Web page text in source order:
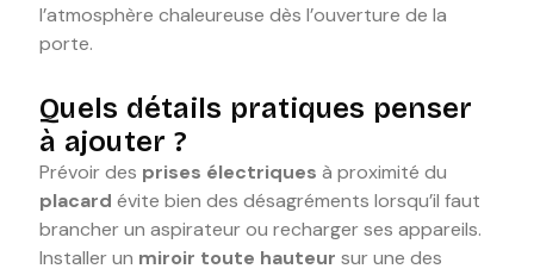
l’atmosphère chaleureuse dès l’ouverture de la
porte.
Quels détails pratiques penser
à ajouter ?
Prévoir des prises électriques à proximité du
placard évite bien des désagréments lorsqu’il faut
brancher un aspirateur ou recharger ses appareils.
Installer un miroir toute hauteur sur une des